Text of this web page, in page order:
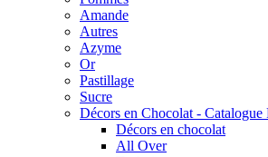
Amande
Autres
Azyme
Or
Pastillage
Sucre
Décors en Chocolat - Catalogue
Décors en chocolat
All Over